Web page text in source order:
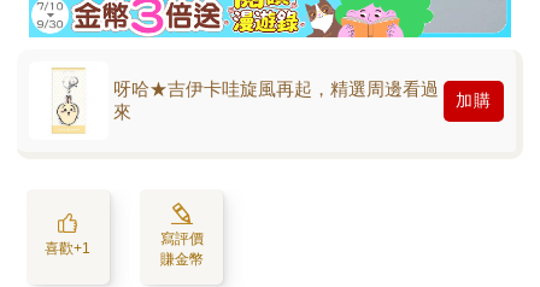
呀哈★吉伊卡哇旋風再起，精選周邊看過
來
加購
喜歡+1
寫評價
賺金幣